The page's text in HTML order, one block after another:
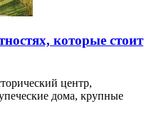
которые стоит
центр,
дома, крупные